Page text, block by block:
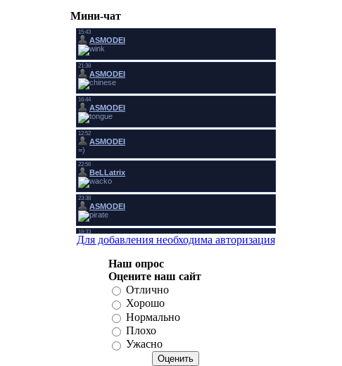
Мини-чат
Для добавления необходима авторизация
Наш опрос
Оцените наш сайт
Отлично
Хорошо
Нормально
Плохо
Ужасно